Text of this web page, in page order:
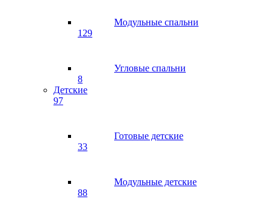
Модульные спальни
129
Угловые спальни
8
Детские
97
Готовые детские
33
Модульные детские
88